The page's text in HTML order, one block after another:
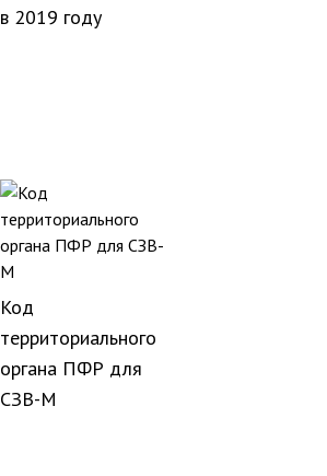
в 2019 году
Код
территориального
органа ПФР для
СЗВ-М